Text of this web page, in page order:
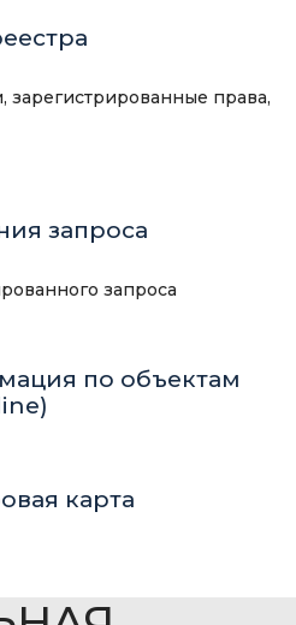
зарегистрированные права,
запроса
запроса
по объектам
карта